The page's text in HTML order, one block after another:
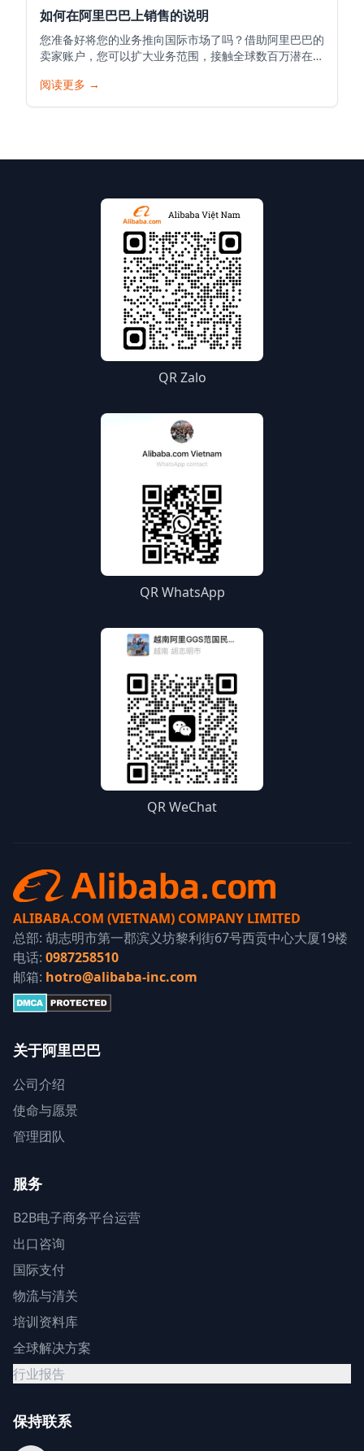
如何在阿里巴巴上销售的说明
您准备好将您的业务推向国际市场了吗？借助阿里巴巴的
卖家账户，您可以扩大业务范围，接触全球数百万潜在客
销售之旅的详细指南。
阅读更多 →
QR Zalo
QR WhatsApp
QR WeChat
ALIBABA.COM (VIETNAM) COMPANY LIMITED
总部: 胡志明市第一郡滨义坊黎利街67号西贡中心大厦19楼
电话: 0987258510
邮箱: hotro@alibaba-inc.com
关于阿里巴巴
公司介绍
使命与愿景
管理团队
服务
B2B电子商务平台运营
出口咨询
国际支付
物流与清关
培训资料库
全球解决方案
行业报告
保持联系